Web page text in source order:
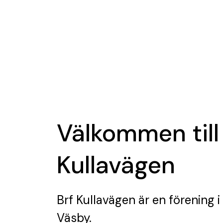
Välkommen
Kullavägen
Brf Kullavägen är en förening i
Väsby.